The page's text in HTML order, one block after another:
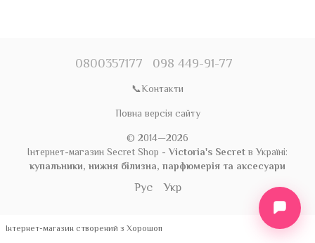
0800357177 098 449-91-77
📞Контакти
Повна версія сайту
© 2014—2026
Інтернет-магазин Secret Shop - Victoria's Secret в Україні:
купальники, нижня білизна, парфюмерія та аксесуари
Рус Укр
Інтернет-магазин створений з Хорошоп